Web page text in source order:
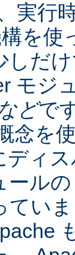
実行
を使
しだ
モジ
どで
念を
ディ
ール
てい